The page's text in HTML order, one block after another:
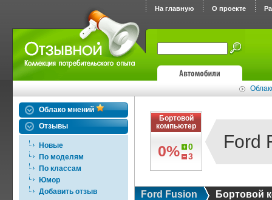
На главную О проекте
Облако мнений
Отзывы
Новые
По моделям
По классам
Юмор
Добавить отзыв
Бортовой
компьютер
0%
0
3
Ford
Ford Fusion
Бортовой